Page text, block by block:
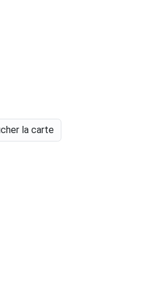
la carte